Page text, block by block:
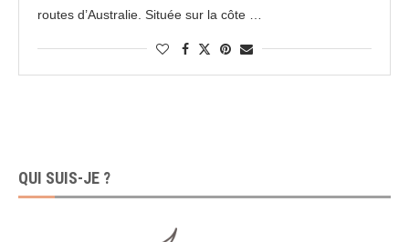
routes d’Australie. Située sur la côte …
QUI SUIS-JE ?